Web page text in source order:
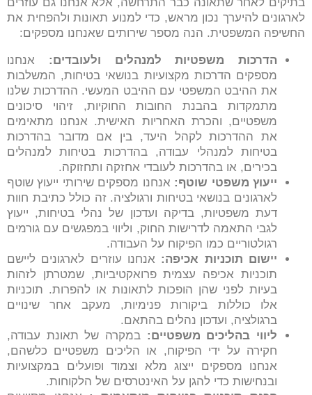
לארגונים להיערך נכון מראש, כדי למנוע תאונות ולהפחית את
החשיפה המשפטית. הנה מספר שירותים שאנחנו מספקים:
הדרכות משפטיות למנהלים ולעובדים: אנחנו
מספקים הדרכות מקצועיות בנושאי בטיחות, המשלבות
את ההיבט המשפטי עם ההיבט המעשי. ההדרכות שלנו
מתמקדות בהבנת החובות החוקיות, זיהוי סיכונים
משפטיים, והכרת האחריות האישית. אנחנו מתאימים
את ההדרכות לקהל היעד, בין אם מדובר בהדרכות
בטיחות למנהלי עבודה, בהדרכות בטיחות למנהלים
בכירים, או בהדרכות לעובדי אחזקה ותחזוקה.
ייעוץ משפטי שוטף: אנחנו מספקים שירותי ייעוץ שוטף
לארגונים בנושאי בטיחות ורגולציה. זה כולל כתיבת חוות
דעת משפטיות, בדיקה ועדכון של נהלי בטיחות, ייעוץ
לגבי התאמה לדרישות החוק, וליווי במפגשים עם גורמים
רגולטוריים כמו הפיקוח על העבודה.
יישום תוכניות אכיפה: אנחנו עוזרים לארגונים ליישם
תוכניות אכיפה עצמית פרואקטיביות, שמטרתן לזהות
בעיות לפני שהן הופכות לתאונות או להפרות. תוכניות
אלו כוללות ביקורות פנימיות, מעקב אחר שינויים
ברגולציה, ועדכון נהלים בהתאם.
ליווי בהליכים משפטיים: במקרה של תאונת עבודה,
חקירה על ידי הפיקוח, או הליכים משפטיים כלשהם,
אנחנו מספקים ייצוג מלא וצמוד ופועלים במקצועיות
ובנחישות כדי להגן על האינטרסים של הלקוחות.